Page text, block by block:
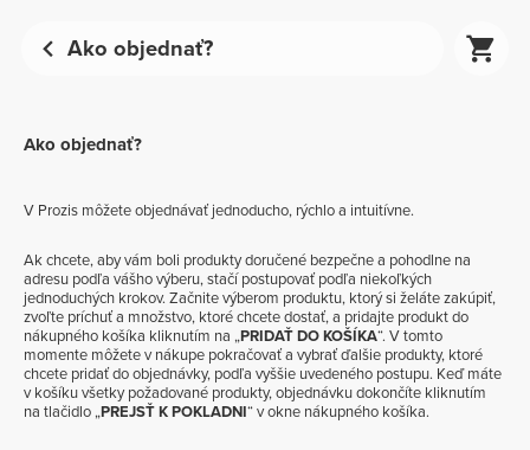
Ako objednať?
Ako objednať?
V Prozis môžete objednávať jednoducho, rýchlo a intuitívne.
Ak chcete, aby vám boli produkty doručené bezpečne a pohodlne na
adresu podľa vášho výberu, stačí postupovať podľa niekoľkých
jednoduchých krokov. Začnite výberom produktu, ktorý si želáte zakúpiť,
zvoľte príchuť a množstvo, ktoré chcete dostať, a pridajte produkt do
nákupného košíka kliknutím na „PRIDAŤ DO KOŠÍKA“. V tomto
momente môžete v nákupe pokračovať a vybrať ďalšie produkty, ktoré
chcete pridať do objednávky, podľa vyššie uvedeného postupu. Keď máte
v košíku všetky požadované produkty, objednávku dokončíte kliknutím
na tlačidlo „PREJSŤ K POKLADNI“ v okne nákupného košíka.